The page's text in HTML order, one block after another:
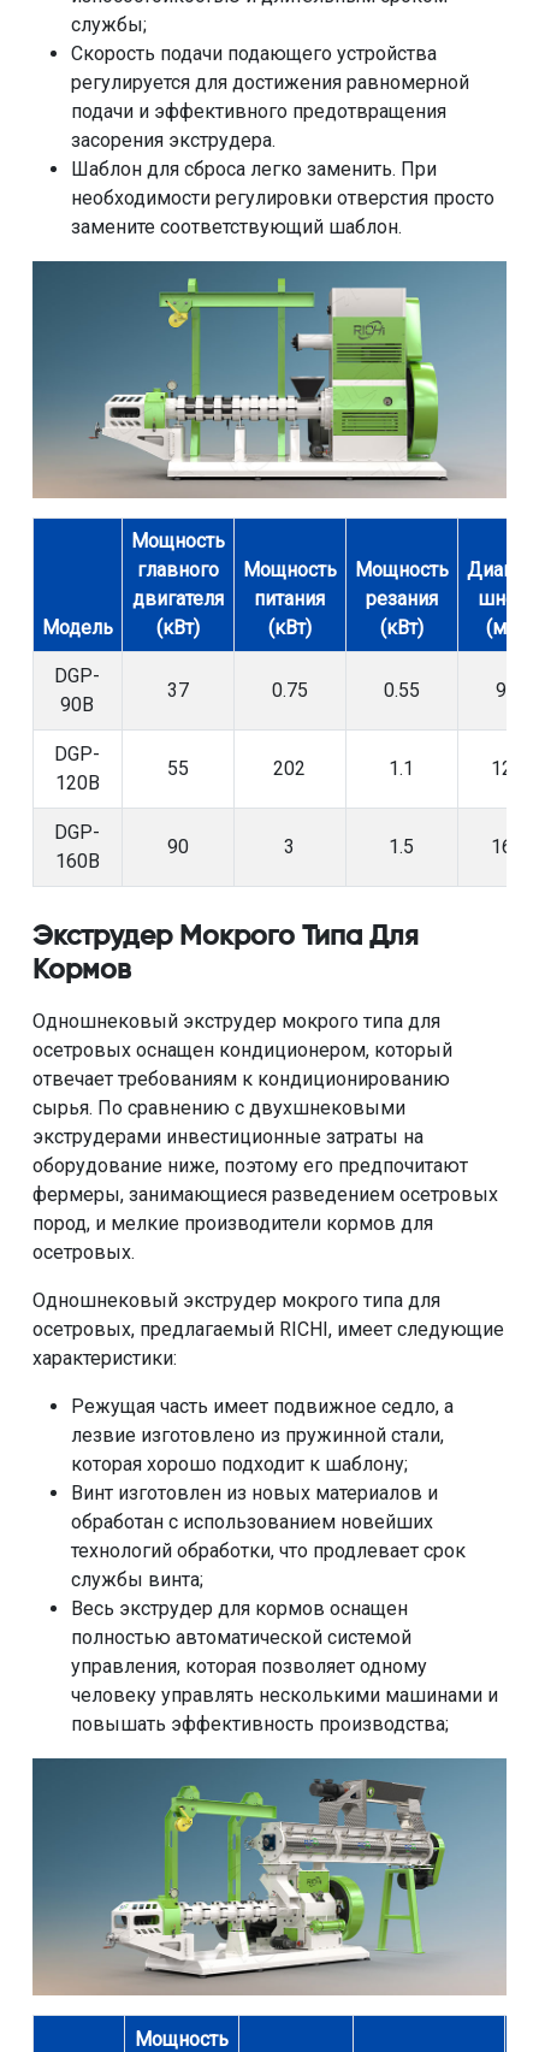
службы;
Скорость подачи подающего устройства
регулируется для достижения равномерной
подачи и эффективного предотвращения
засорения экструдера.
Шаблон для сброса легко заменить. При
необходимости регулировки отверстия просто
замените соответствующий шаблон.
Модель
Мощность
главного
двигателя
(кВт)
Мощность
питания
(кВт)
Мощность
резания
(кВт)
шнека
(мм)
DGP-
90B
37 0.75 0.55 90
DGP-
120B
55 202 1.1 120
DGP-
160B
90 3 1.5 160
Экструдер Мокрого Типа Для
Кормов
Одношнековый экструдер мокрого типа для
осетровых оснащен кондиционером, который
отвечает требованиям к кондиционированию
сырья. По сравнению с двухшнековыми
экструдерами инвестиционные затраты на
оборудование ниже, поэтому его предпочитают
фермеры, занимающиеся разведением осетровых
пород, и мелкие производители кормов для
осетровых.
Одношнековый экструдер мокрого типа для
осетровых, предлагаемый RICHI, имеет следующие
характеристики:
Режущая часть имеет подвижное седло, а
лезвие изготовлено из пружинной стали,
которая хорошо подходит к шаблону;
Винт изготовлен из новых материалов и
обработан с использованием новейших
технологий обработки, что продлевает срок
службы винта;
Весь экструдер для кормов оснащен
полностью автоматической системой
управления, которая позволяет одному
человеку управлять несколькими машинами и
повышать эффективность производства;
Мощность